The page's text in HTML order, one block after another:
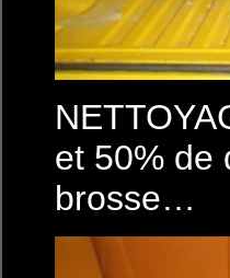
et 50% de
brosse…